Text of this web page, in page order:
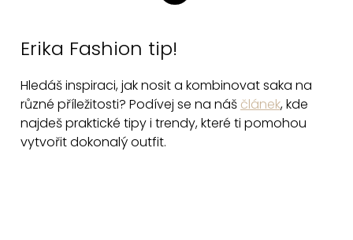
á
a
c
í
á
k
o
v
Erika Fashion tip!
Hledáš inspiraci, jak nosit a kombinovat saka na
různé příležitosti? Podívej se na náš článek, kde
najdeš praktické tipy i trendy, které ti pomohou
vytvořit dokonalý outfit.